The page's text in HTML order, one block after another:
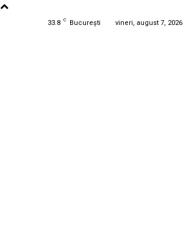
33.8 C București vineri, august 7, 2026